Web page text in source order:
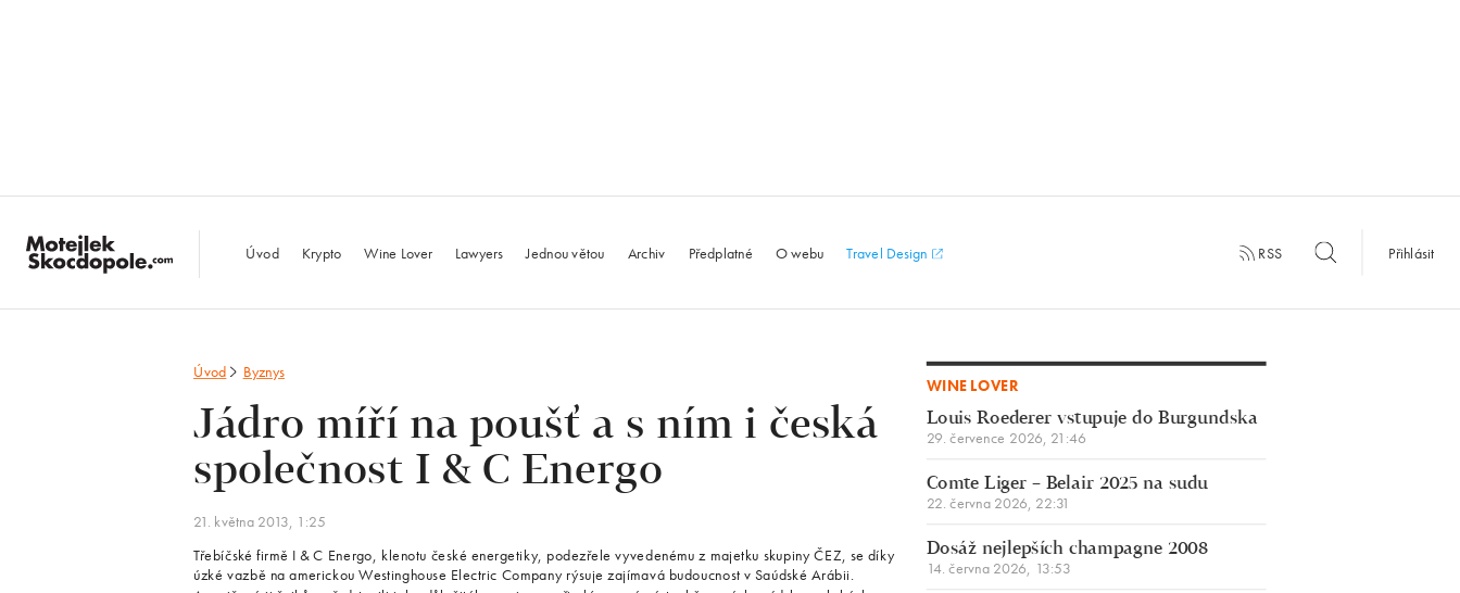
MotejlekSkocdopole.com
Úvod Krypto Wine Lover Lawyers Jednou větou Archiv Předplatné O webu Travel Design RSS Přihlásit
Úvod Byznys
Jádro míří na poušť a s ním i česká
společnost I & C Energo
21. května 2013, 1:25
Třebíčské firmě I & C Energo, klenotu české energetiky, podezřele vyvedenému z majetku skupiny ČEZ, se díky
úzké vazbě na americkou Westinghouse Electric Company rýsuje zajímavá budoucnost v Saúdské Arábii.
WINE LOVER
Louis Roederer vstupuje do Burgundska
29. července 2026, 21:46
Comte Liger – Belair 2025 na sudu
22. června 2026, 22:31
Dosáž nejlepších champagne 2008
14. června 2026, 13:53